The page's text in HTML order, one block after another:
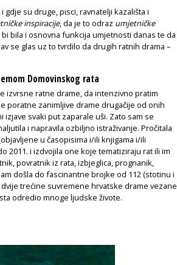
gdje su druge, pisci, ravnatelji kazališta i
inspiracije, da je to odraz umjetničke
bi bila i osnovna funkcija umjetnosti danas te da
se glas uz to tvrdilo da drugih ratnih drama –
Domovinskog rata
izvrsne ratne drame, da intenzivno pratim
poratne zanimljive drame drugačije od onih
svaki put zaparale uši. Zato sam se
i napravila ozbiljno istraživanje. Pročitala
u časopisima i/ili knjigama i/ili
2011. i izdvojila one koje tematiziraju rat ili im
povratnik iz rata, izbjeglica, prognanik,
došla do fascinantne brojke od 112 (stotinu i
trećine suvremene hrvatske drame vezane
odredio mnoge ljudske živote.